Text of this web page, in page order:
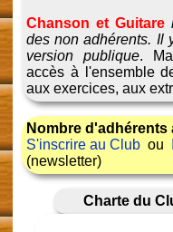
Chanson et Guitare
des non adhérents. Il
version publique.
accès à l'ensemble
aux exercices, aux
Nombre d'adhérents
S'inscrire au Club ou
(newsletter)
Charte du